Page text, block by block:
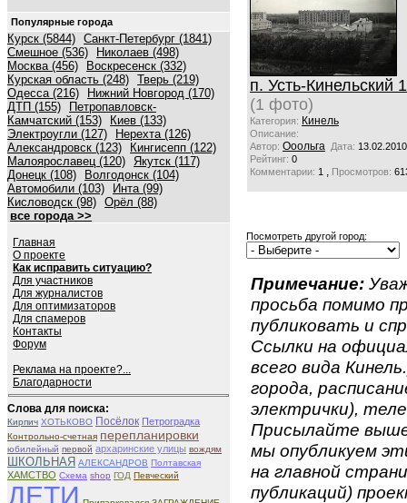
Популярные города
Курск (5844) Санкт-Петербург (1841)
Смешное (536)
Николаев (498)
Москва (456)
Воскресенск (332)
Курская область (248) Тверь (219)
Одесса (216)
Нижний Новгород (170)
ДТП (155)
Петропавловск-
Камчатский (153)
Киев (133)
Электроугли (127)
Нерехта (126)
Александровск (123)
Кингисепп (122)
Малоярославец (120) Якутск (117)
Донецк (108)
Волгодонск (104)
Автомобили (103)
Инта (99)
Кисловодск (98) Орёл (88)
все города >>
Главная
О проекте
Как исправить ситуацию?
Для участников
Для журналистов
Для оптимизаторов
Для спамеров
Контакты
Форум
Реклама на проекте?...
Благодарности
Слова для поиска:
Кирпич ХОТЬКОВО Посёлок Петроградка
Контрольно-счетная перепланировки
юбилейный первой архаринские улицы вождям
ШКОЛЬНАЯ АЛЕКСАНДРОВ Полтавская
ХАМСТВО Схема shop ГОД Певческий
ДЕТИ
п. Усть-Кинельский
(1 фото)
Категория: Кинель
Описание:
Автор: Ооольга Дата:
Рейтинг: 0
Комментарии: 1 , Просмотров:
Посмотреть другой город:
Примечание:
просьба помимо
публиковать и
Ссылки на
всего вида
города,
электрички),
Присылайте
мы опубликуем
на главной
публикаций)